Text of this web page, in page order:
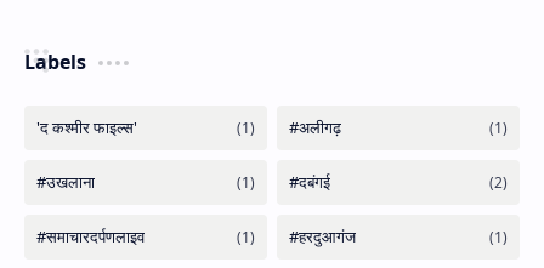
Labels